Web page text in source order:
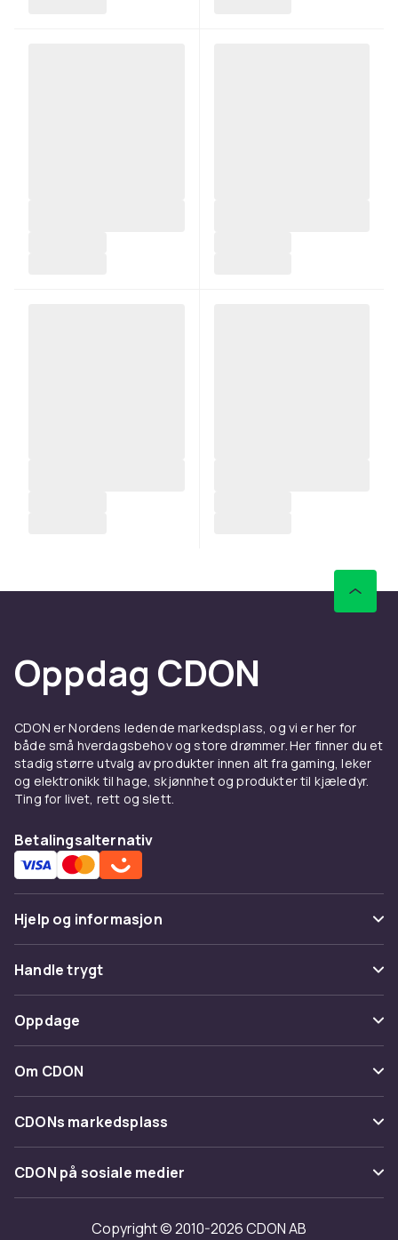
Oppdag CDON
CDON er Nordens ledende markedsplass, og vi er her for
både små hverdagsbehov og store drømmer. Her finner du et
stadig større utvalg av produkter innen alt fra gaming, leker
og elektronikk til hage, skjønnhet og produkter til kjæledyr.
Ting for livet, rett og slett.
Betalingsalternativ
Hjelp og informasjon
Vanlige spørsmål
Spor pakke
Angre & returner her
Kontakt oss
Handle trygt
Betaling
Levering
Tilbakekallinger
Oppdage
Kategorier
Varemerker
Om CDON
Om oss
Kundeanmeldelser
Jobbe på CDON
Investor relations
CDONs markedsplass
Merchant Help Center
CDON på sosiale medier
Copyright © 2010-2026 CDON AB